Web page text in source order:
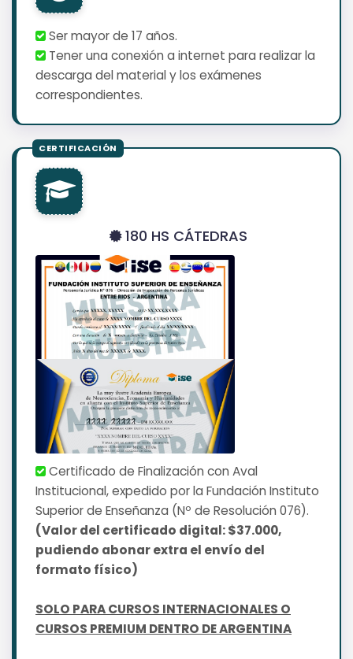
Ser mayor de 17 años.
Tener una conexión a internet para realizar la
descarga del material y los exámenes
correspondientes.
180 HS CÁTEDRAS
Certificado de Finalización con Aval
Institucional, expedido por la Fundación Instituto
Superior de Enseñanza (Nº de Resolución 076).
(Valor del certificado digital: $37.000,
pudiendo abonar extra el envío del
formato físico)
SOLO PARA CURSOS INTERNACIONALES O
CURSOS PREMIUM DENTRO DE ARGENTINA